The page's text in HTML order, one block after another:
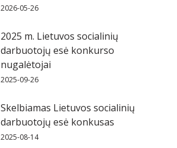
2026-05-26
2025 m. Lietuvos socialinių
darbuotojų esė konkurso
nugalėtojai
2025-09-26
Skelbiamas Lietuvos socialinių
darbuotojų esė konkusas
2025-08-14